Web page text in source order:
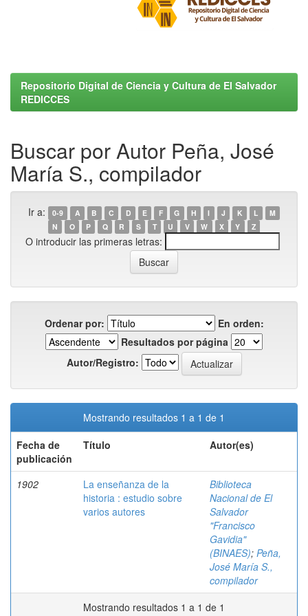
Repositorio Digital de Ciencia y Cultura de El Salvador
REDICCES
Buscar por Autor Peña, José
María S., compilador
Ir a: 0-9 A B C D E F G H I J K L
M
N
O P Q R S T U V W X Y Z
O introducir las primeras letras:
Ordenar por:
En orden:
Resultados por página
Autor/Registro:
Mostrando resultados 1 a 1 de 1
Fecha de
publicación
Título Autor(es)
1902
La enseñanza de la
historia : estudio sobre
varios autores
Biblioteca
Nacional de El
Salvador
"Francisco
Gavidia"
(BINAES); Peña,
José María S.,
compilador
Mostrando resultados 1 a 1 de 1